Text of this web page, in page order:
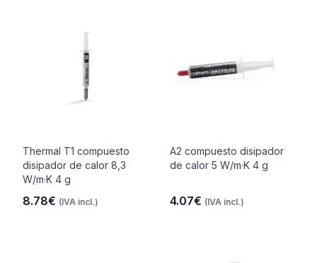
Thermal T1 compuesto
disipador de calor 8,3
W/m·K 4 g
8.78€ (IVA incl.)
A2 compuesto disipador
de calor 5 W/m·K 4 g
4.07€ (IVA incl.)